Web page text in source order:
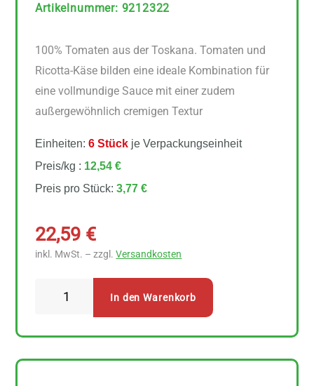
Artikelnummer: 9212322
100% Tomaten aus der Toskana. Tomaten und
Ricotta-Käse bilden eine ideale Kombination für
eine vollmundige Sauce mit einer zudem
außergewöhnlich cremigen Textur
Einheiten:6 Stück je Verpackungseinheit
Preis/kg : 12,54 €
Preis pro Stück:3,77 €
22,59 €
inkl. MwSt. – zzgl.Versandkosten
In den Warenkorb